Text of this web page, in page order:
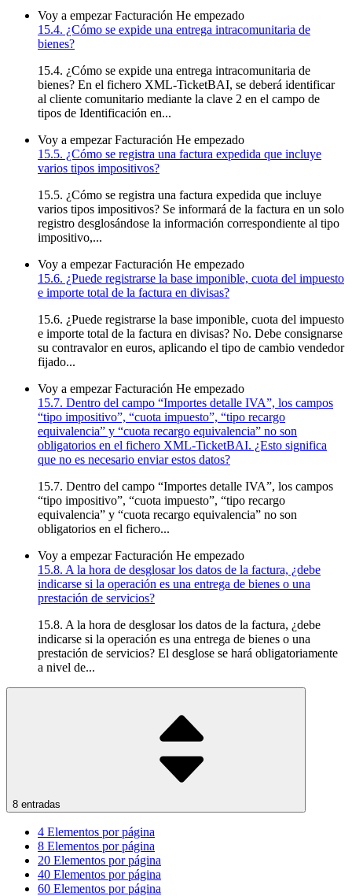
Voy a empezar Facturación He empezado
15.4. ¿Cómo se expide una entrega intracomunitaria de
bienes?
15.4. ¿Cómo se expide una entrega intracomunitaria de
bienes? En el fichero XML-TicketBAI, se deberá identificar
al cliente comunitario mediante la clave 2 en el campo de
tipos de Identificación en...
Voy a empezar Facturación He empezado
15.5. ¿Cómo se registra una factura expedida que incluye
varios tipos impositivos?
15.5. ¿Cómo se registra una factura expedida que incluye
varios tipos impositivos? Se informará de la factura en un solo
registro desglosándose la información correspondiente al tipo
impositivo,...
Voy a empezar Facturación He empezado
15.6. ¿Puede registrarse la base imponible, cuota del impuesto
e importe total de la factura en divisas?
15.6. ¿Puede registrarse la base imponible, cuota del impuesto
e importe total de la factura en divisas? No. Debe consignarse
su contravalor en euros, aplicando el tipo de cambio vendedor
fijado...
Voy a empezar Facturación He empezado
15.7. Dentro del campo “Importes detalle IVA”, los campos
“tipo impositivo”, “cuota impuesto”, “tipo recargo
equivalencia” y “cuota recargo equivalencia” no son
obligatorios en el fichero XML-TicketBAI. ¿Esto significa
que no es necesario enviar estos datos?
15.7. Dentro del campo “Importes detalle IVA”, los campos
“tipo impositivo”, “cuota impuesto”, “tipo recargo
equivalencia” y “cuota recargo equivalencia” no son
obligatorios en el fichero...
Voy a empezar Facturación He empezado
15.8. A la hora de desglosar los datos de la factura, ¿debe
indicarse si la operación es una entrega de bienes o una
prestación de servicios?
15.8. A la hora de desglosar los datos de la factura, ¿debe
indicarse si la operación es una entrega de bienes o una
prestación de servicios? El desglose se hará obligatoriamente
a nivel de...
8 entradas
4 Elementos por página
8 Elementos por página
20 Elementos por página
40 Elementos por página
60 Elementos por página